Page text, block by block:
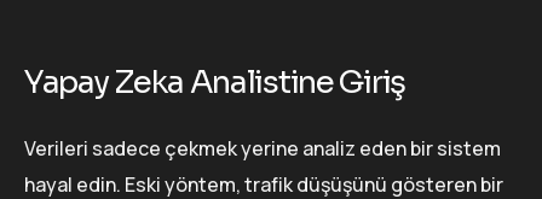
Yapay Zeka Analistine Giriş
Verileri sadece çekmek yerine analiz eden bir sistem
hayal edin. Eski yöntem, trafik düşüşünü gösteren bir